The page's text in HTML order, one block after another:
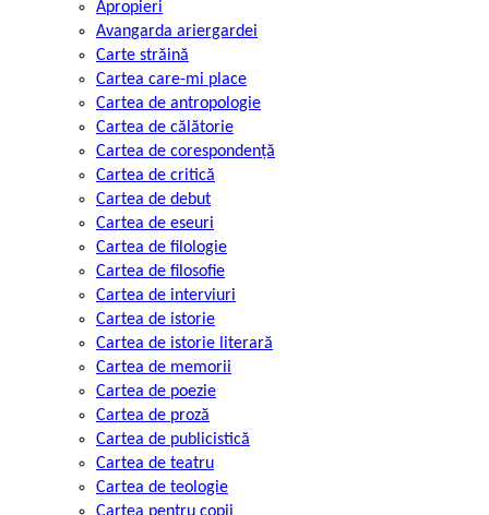
Apropieri
Avangarda ariergardei
Carte străină
Cartea care-mi place
Cartea de antropologie
Cartea de călătorie
Cartea de corespondență
Cartea de critică
Cartea de debut
Cartea de eseuri
Cartea de filologie
Cartea de filosofie
Cartea de interviuri
Cartea de istorie
Cartea de istorie literară
Cartea de memorii
Cartea de poezie
Cartea de proză
Cartea de publicistică
Cartea de teatru
Cartea de teologie
Cartea pentru copii